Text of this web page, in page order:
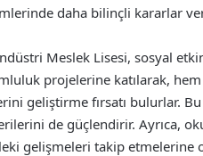
daha bilinçli kararlar
Meslek Lisesi, sosyal
projelerine katılarak,
geliştirme fırsatı bulurlar.
de güçlendirir. Ayrıca,
gelişmeleri takip etmelerine